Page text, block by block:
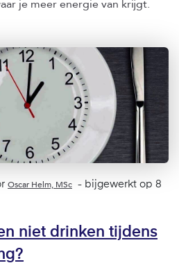
je meer energie van krijgt.
Oscar Helm, MSc - bijgewerkt op 8
niet drinken tijdens